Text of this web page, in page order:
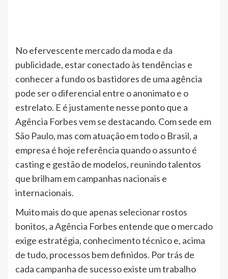
No efervescente mercado da moda e da
publicidade, estar conectado às tendências e
conhecer a fundo os bastidores de uma agência
pode ser o diferencial entre o anonimato e o
estrelato. E é justamente nesse ponto que a
Agência Forbes vem se destacando. Com sede em
São Paulo, mas com atuação em todo o Brasil, a
empresa é hoje referência quando o assunto é
casting e gestão de modelos, reunindo talentos
que brilham em campanhas nacionais e
internacionais.
Muito mais do que apenas selecionar rostos
bonitos, a Agência Forbes entende que o mercado
exige estratégia, conhecimento técnico e, acima
de tudo, processos bem definidos. Por trás de
cada campanha de sucesso existe um trabalho